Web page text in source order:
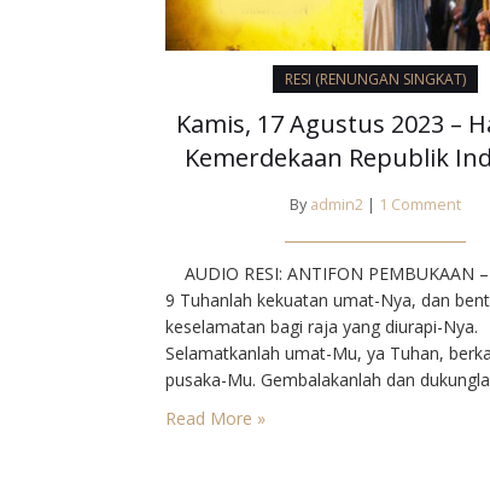
RESI (RENUNGAN SINGKAT)
Kamis, 17 Agustus 2023 –
Kemerdekaan Republik
By admin2 | 1 Comment
AUDIO RESI: ANTIFON PEMBUKAAN
9 Tuhanlah kekuatan umat-Nya, dan
keselamatan bagi raja yang diurapi-Nya.
Selamatkanlah umat-Mu, ya Tuhan,
pusaka-Mu. Gembalakanlah dan
selamanya. PENGANTAR Berkat rahmat
mahakuasa dan didorong oleh cita-cita
Read More »